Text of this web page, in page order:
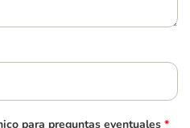
para preguntas eventuales *